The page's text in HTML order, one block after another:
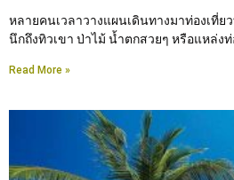
หลายคนเวลาวางแผนเดินทางมาท่องเที่ย
นึกถึงทิวเขา ป่าไม้ น้ำตกสวยๆ หรือแหล่ง
Read More »